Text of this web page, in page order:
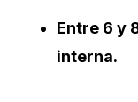
Entre 6 y
interna.